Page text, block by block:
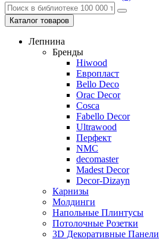
Каталог товаров
Лепнина
Бренды
Hiwood
Европласт
Bello Deco
Orac Decor
Cosca
Fabello Decor
Ultrawood
Перфект
NMC
decomaster
Madest Decor
Decor-Dizayn
Карнизы
Молдинги
Напольные Плинтусы
Потолочные Розетки
3D Декоративные Панели